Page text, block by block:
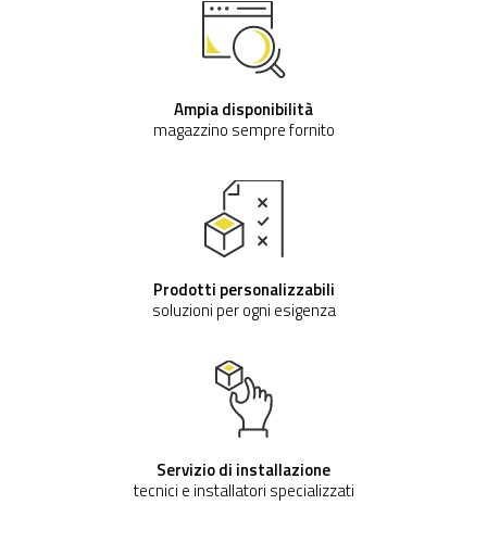
Ampia disponibilità
magazzino sempre fornito
Prodotti personalizzabili
soluzioni per ogni esigenza
Servizio di installazione
tecnici e installatori specializzati